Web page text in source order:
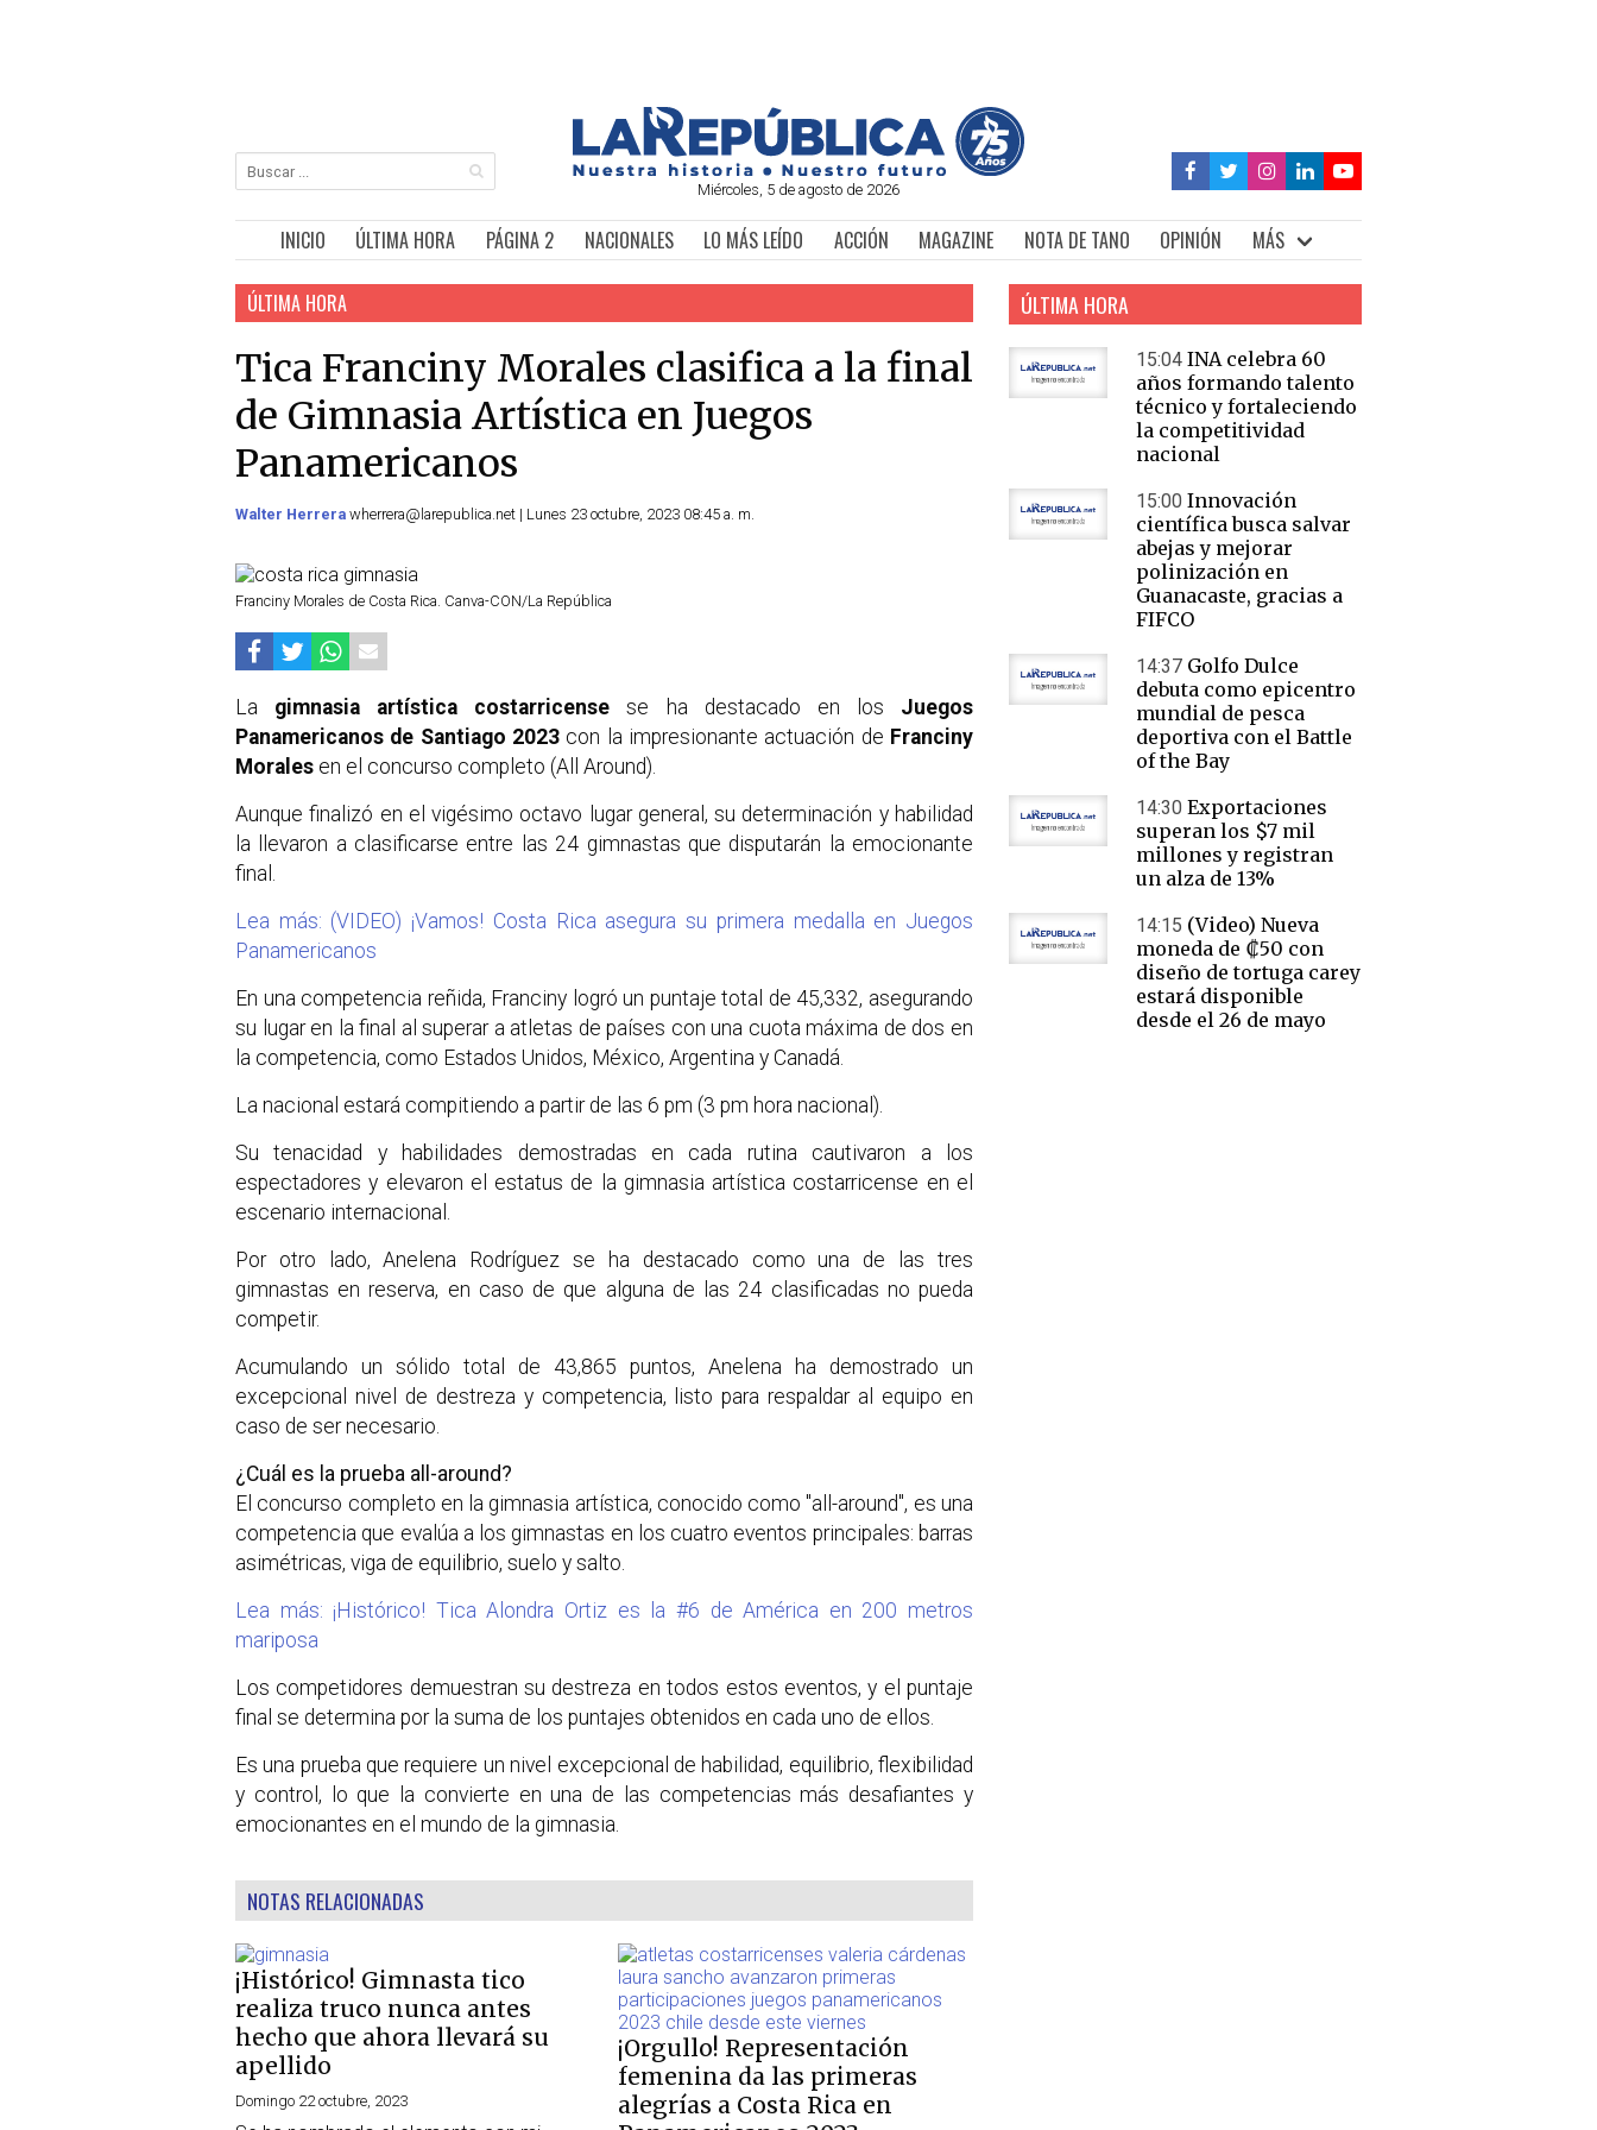
Miércoles, 5 de agosto de 2026
INICIO ÚLTIMA HORA PÁGINA 2 NACIONALES LO MÁS LEÍDO ACCIÓN MAGAZINE NOTA DE TANO OPINIÓN MÁS
ÚLTIMA HORA
Tica Franciny Morales clasifica a la final
de Gimnasia Artística en Juegos
Panamericanos
Walter Herrera wherrera@larepublica.net | Lunes 23 octubre, 2023 08:45 a. m.
Franciny Morales de Costa Rica. Canva-CON/La República
La gimnasia artística costarricensese ha destacado en los Juegos
Panamericanos de Santiago 2023 con la impresionante actuación de Franciny
Morales en el concurso completo (All Around).
Aunque finalizó en el vigésimo octavo lugar general, su determinación y habilidad
la llevaron a clasificarse entre las 24 gimnastas que disputarán la emocionante
final.
Lea más: (VIDEO) ¡Vamos! Costa Rica asegura su primera medalla en Juegos
Panamericanos
En una competencia reñida, Franciny logró un puntaje total de 45,332, asegurando
su lugar en la final al superar a atletas de países con una cuota máxima de dos en
la competencia, como Estados Unidos, México, Argentina y Canadá.
La nacional estará compitiendo a partir de las 6 pm (3 pm hora nacional).
Su tenacidad y habilidades demostradas en cada rutina cautivaron a los
espectadores y elevaron el estatus de la gimnasia artística costarricense en el
escenario internacional.
Por otro lado, Anelena Rodríguez se ha destacado como una de las tres
gimnastas en reserva, en caso de que alguna de las 24 clasificadas no pueda
competir.
Acumulando un sólido total de 43,865 puntos, Anelena ha demostrado un
excepcional nivel de destreza y competencia, listo para respaldar al equipo en
caso de ser necesario.
¿Cuál es la prueba all-around?
El concurso completo en la gimnasia artística, conocido como "all-around", es una
competencia que evalúa a los gimnastas en los cuatro eventos principales: barras
asimétricas, viga de equilibrio, suelo y salto.
Lea más: ¡Histórico! Tica Alondra Ortiz es la #6 de América en 200 metros
mariposa
Los competidores demuestran su destreza en todos estos eventos, y el puntaje
final se determina por la suma de los puntajes obtenidos en cada uno de ellos.
Es una prueba que requiere un nivel excepcional de habilidad, equilibrio, flexibilidad
y control, lo que la convierte en una de las competencias más desafiantes y
emocionantes en el mundo de la gimnasia.
NOTAS RELACIONADAS
¡Histórico! Gimnasta tico
realiza truco nunca antes
hecho que ahora llevará su
apellido
Domingo 22 octubre, 2023
¡Orgullo! Representación
femenina da las primeras
alegrías a Costa Rica en
ÚLTIMA HORA
15:04 INA celebra 60
años formando talento
técnico y fortaleciendo
la competitividad
nacional
15:00 Innovación
científica busca salvar
abejas y mejorar
polinización en
Guanacaste, gracias a
FIFCO
14:37 Golfo Dulce
debuta como epicentro
mundial de pesca
deportiva con el Battle
of the Bay
14:30 Exportaciones
superan los $7 mil
millones y registran
un alza de 13%
14:15 (Video) Nueva
moneda de ₡50 con
diseño de tortuga carey
estará disponible
desde el 26 de mayo